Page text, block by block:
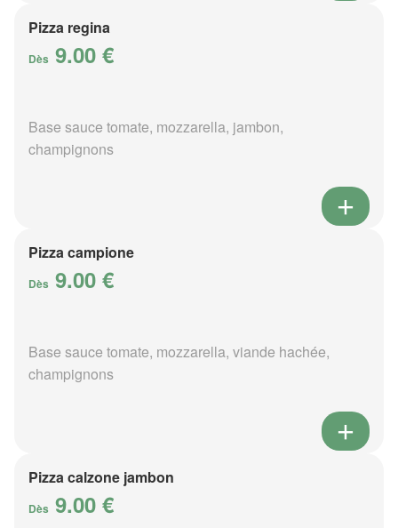
Pizza regina
Dès 9.00 €
Base sauce tomate, mozzarella, jambon,
champignons
Pizza campione
Dès 9.00 €
Base sauce tomate, mozzarella, viande hachée,
champignons
Pizza calzone jambon
Dès 9.00 €